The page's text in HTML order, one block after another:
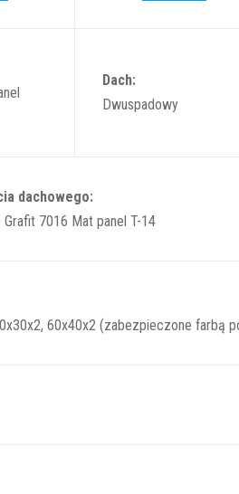
Dach:
Dwuspadowy
dachowego:
7016 Mat panel T-14
60x40x2 (zabezpieczone farbą